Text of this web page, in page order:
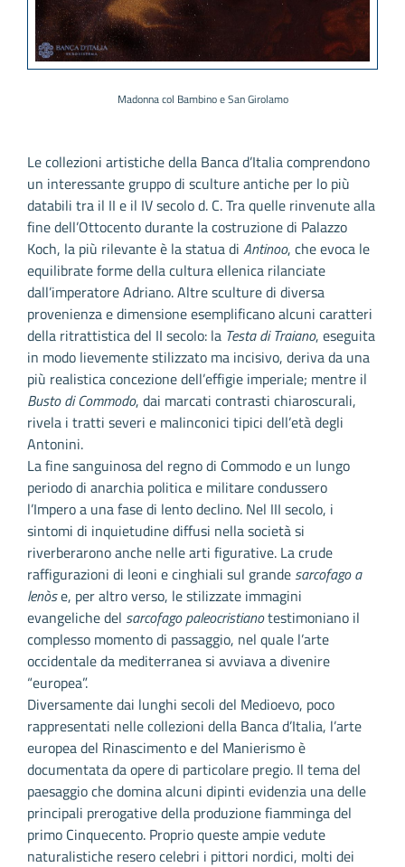
Madonna col Bambino e San Girolamo
Le collezioni artistiche della Banca d’Italia comprendono
un interessante gruppo di sculture antiche per lo più
databili tra il II e il IV secolo d. C. Tra quelle rinvenute alla
fine dell’Ottocento durante la costruzione di Palazzo
Koch, la più rilevante è la statua di Antinoo, che evoca le
equilibrate forme della cultura ellenica rilanciate
dall’imperatore Adriano. Altre sculture di diversa
provenienza e dimensione esemplificano alcuni caratteri
della ritrattistica del II secolo: la Testa di Traiano, eseguita
in modo lievemente stilizzato ma incisivo, deriva da una
più realistica concezione dell’effigie imperiale; mentre il
Busto di Commodo, dai marcati contrasti chiaroscurali,
rivela i tratti severi e malinconici tipici dell’età degli
Antonini.
La fine sanguinosa del regno di Commodo e un lungo
periodo di anarchia politica e militare condussero
l’Impero a una fase di lento declino. Nel III secolo, i
sintomi di inquietudine diffusi nella società si
riverberarono anche nelle arti figurative. La crude
raffigurazioni di leoni e cinghiali sul grande sarcofago a
lenòse, per altro verso, le stilizzate immagini
evangeliche del sarcofago paleocristianotestimoniano il
complesso momento di passaggio, nel quale l’arte
occidentale da mediterranea si avviava a divenire
“europea”.
Diversamente dai lunghi secoli del Medioevo, poco
rappresentati nelle collezioni della Banca d’Italia, l’arte
europea del Rinascimento e del Manierismo è
documentata da opere di particolare pregio. Il tema del
paesaggio che domina alcuni dipinti evidenzia una delle
principali prerogative della produzione fiamminga del
primo Cinquecento. Proprio queste ampie vedute
naturalistiche resero celebri i pittori nordici, molti dei